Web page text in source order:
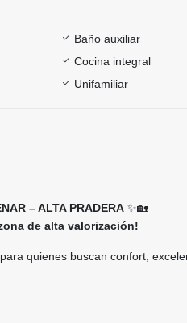
Baño auxiliar
Cocina integral
Unifamiliar
– ALTA PRADERA ✨🏡
de alta valorización!
para quienes buscan confort,